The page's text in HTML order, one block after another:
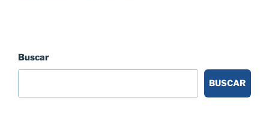
Buscar
BUSCAR